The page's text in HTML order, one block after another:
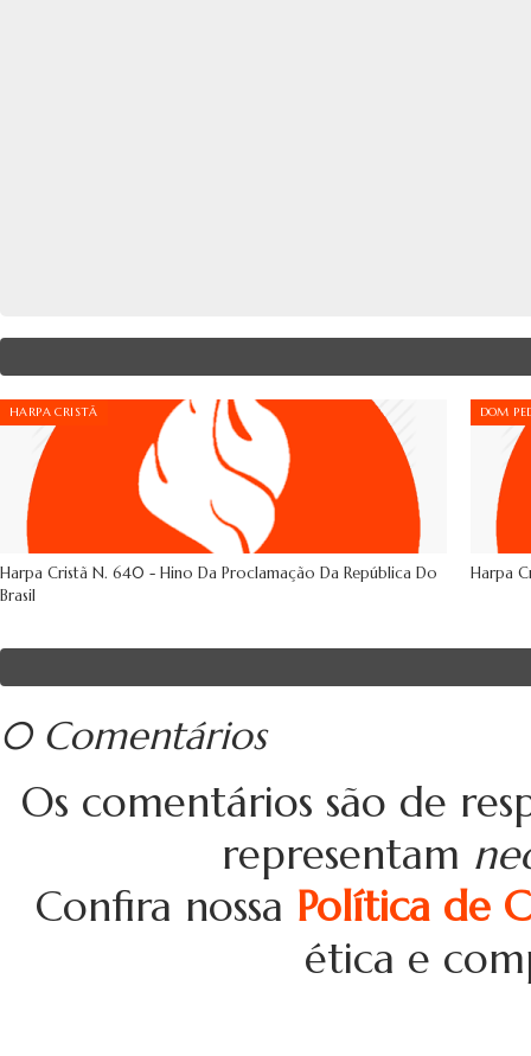
HARPA CRISTÃ
Harpa Cristã N. 640 - Hino Da Proclamação Da República Do
Brasil
DOM
Harpa
0 Comentários
Os comentários são de
representam
Confira nossa Política de
ética e